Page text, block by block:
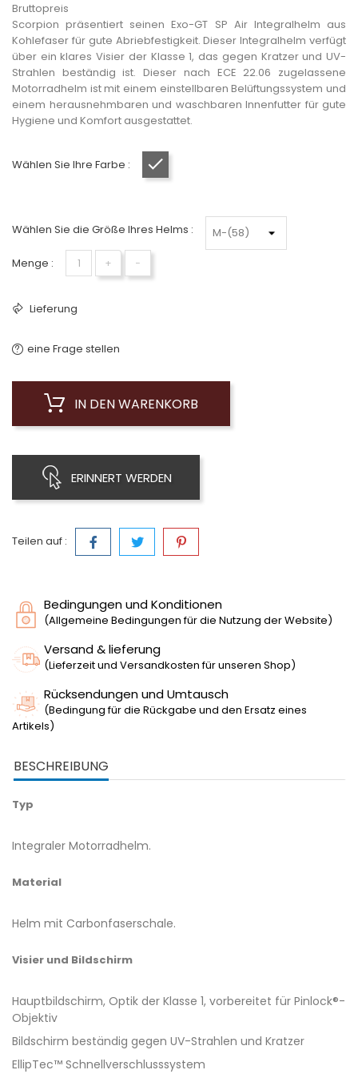
Bruttopreis
Scorpion präsentiert seinen Exo-GT SP Air Integralhelm aus
Kohlefaser für gute Abriebfestigkeit. Dieser Integralhelm verfügt
über ein klares Visier der Klasse 1, das gegen Kratzer und UV-
Strahlen beständig ist. Dieser nach ECE 22.06 zugelassene
Motorradhelm ist mit einem einstellbaren Belüftungssystem und
einem herausnehmbaren und waschbaren Innenfutter für gute
Hygiene und Komfort ausgestattet.
Wählen Sie Ihre Farbe :
Wählen Sie die Größe Ihres Helms :
Menge : + −
Lieferung
eine Frage stellen
IN DEN WARENKORB
ERINNERT WERDEN
Teilen auf :
Bedingungen und Konditionen
(Allgemeine Bedingungen für die Nutzung der Website)
Versand & lieferung
(Lieferzeit und Versandkosten für unseren Shop)
Rücksendungen und Umtausch
(Bedingung für die Rückgabe und den Ersatz eines
Artikels)
BESCHREIBUNG
Typ
Integraler Motorradhelm.
Material
Helm mit Carbonfaserschale.
Visier und Bildschirm
Hauptbildschirm, Optik der Klasse 1, vorbereitet für Pinlock®-
Objektiv
Bildschirm beständig gegen UV-Strahlen und Kratzer
EllipTec™ Schnellverschlusssystem